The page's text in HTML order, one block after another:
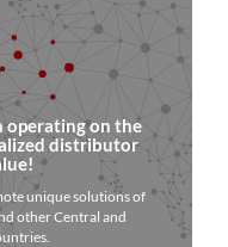
operating on the
distributor
unique solutions of
other Central and